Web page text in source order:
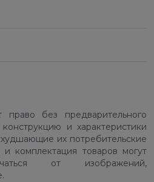
без предварительного
и характеристики
их потребительские
комплектация товаров могут
от изображений,